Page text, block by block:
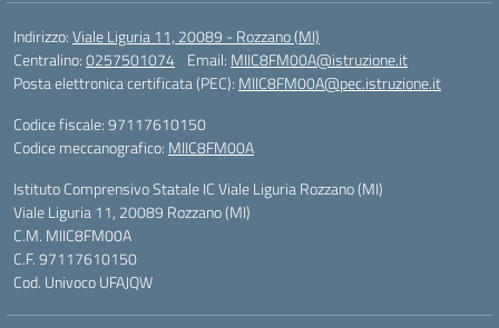
Indirizzo:Viale Liguria 11, 20089 - Rozzano (MI)
Centralino:0257501074 Email: MIIC8FM00A@istruzione.it
Posta elettronica certificata (PEC): MIIC8FM00A@pec.istruzione.it
Codice fiscale: 97117610150
Codice meccanografico: MIIC8FM00A
Istituto Comprensivo Statale IC Viale Liguria Rozzano (MI)
Viale Liguria 11, 20089 Rozzano (MI)
C.M. MIIC8FM00A
C.F. 97117610150
Cod. Univoco UFAJQW